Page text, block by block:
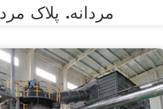
مردانه. پلاک